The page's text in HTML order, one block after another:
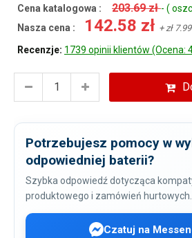
Cena katalogowa : 203.69 zł- (
Nasza cena :
142.58 zł + zł
Recenzje: 1739 opinii klientów (Ocena:
Potrzebujesz pomocy w
odpowiedniej baterii?
Szybka odpowiedź dotycząca
produktowego i zamówień hurtowych.
Czatuj na